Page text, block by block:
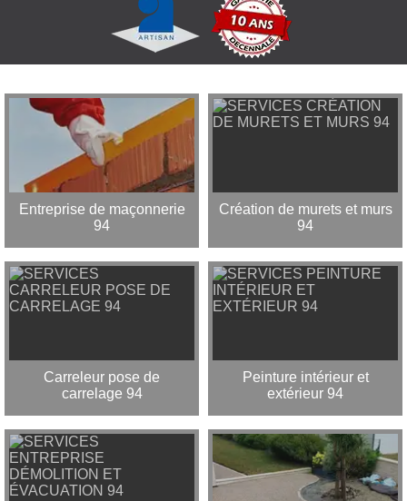
Entreprise de maçonnerie
94
Création de murets et murs
94
Carreleur pose de
carrelage 94
Peinture intérieur et
extérieur 94